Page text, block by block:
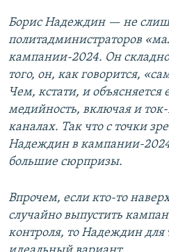
Борис Надеждин — не
политадминистраторов
кампании-2024. Он
того, он, как говорится,
Чем, кстати, и объясняется
медийность, включая и
каналах. Так что с точки
Надеждин в кампании-2024
большие сюрпризы.
Впрочем, если кто-то
случайно выпустить
контроля, то Надеждин для